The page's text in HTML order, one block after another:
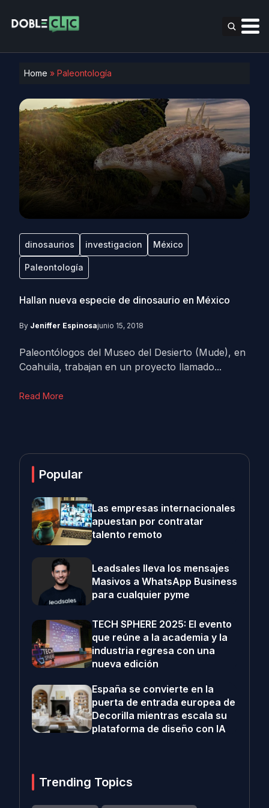
Home » Paleontología
dinosaurios investigacion México
Paleontología
Hallan nueva especie de dinosaurio en México
By Jeniffer Espinosajunio 15, 2018
Paleontólogos del Museo del Desierto (Mude), en
Coahuila, trabajan en un proyecto llamado...
Read More
Popular
Las empresas internacionales
apuestan por contratar
talento remoto
Leadsales lleva los mensajes
Masivos a WhatsApp Business
para cualquier pyme
TECH SPHERE 2025: El evento
que reúne a la academia y la
industria regresa con una
nueva edición
España se convierte en la
puerta de entrada europea de
Decorilla mientras escala su
plataforma de diseño con IA
Trending Topics